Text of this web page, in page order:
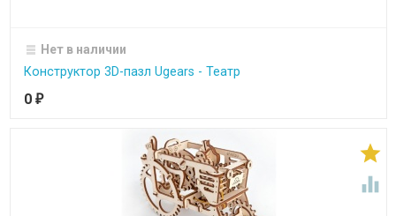
Нет в наличии
Конструктор 3D-пазл Ugears - Театр
0 ₽

